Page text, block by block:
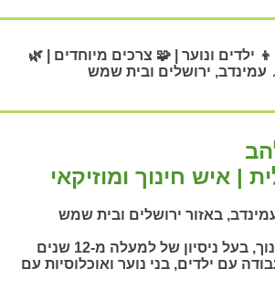
באזור ירושלים ובית שמש
כלבן טיפולי ואיש חינוך, בעל ניסיון של למעלה מ-12 שנים
עם ילדים, בני נוער ואוכלוסיות עם
| איש חינוך ומוזיקאי
ילדים ונוער | 🧩 צרכים מיוחדים | 🌿
עמינדב, ירושלים ובית שמש